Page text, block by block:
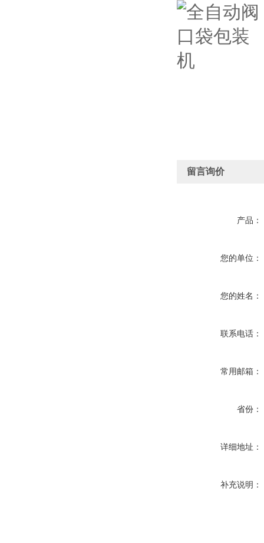
留言询价
产品：
您的单位：
您的姓名：
联系电话：
常用邮箱：
省份：
详细地址：
补充说明：